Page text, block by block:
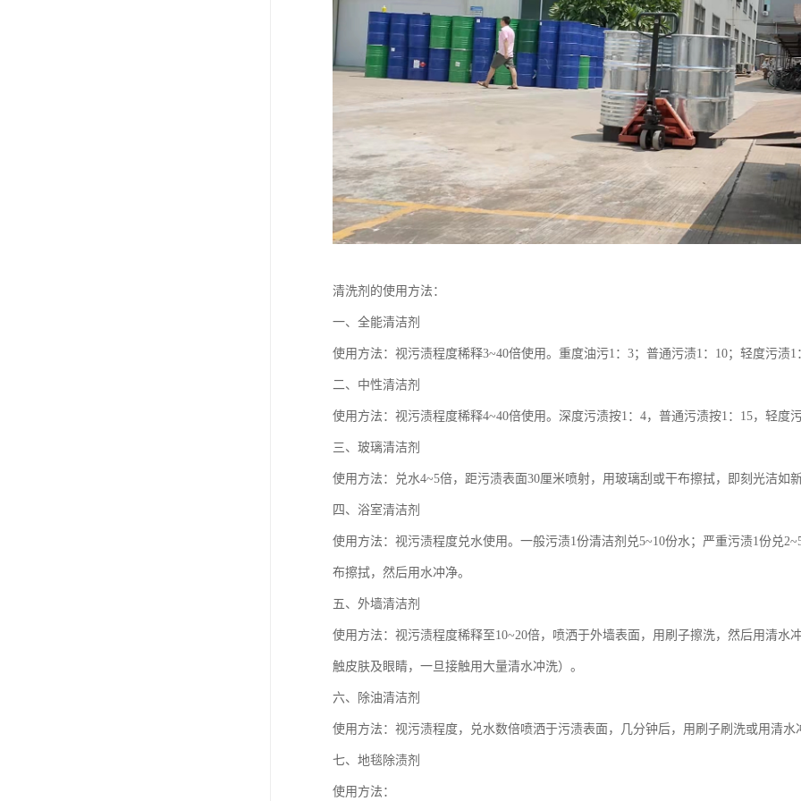
清洗剂的使用方法：
一、全能清洁剂
使用方法：视污渍程度稀释3~40倍使用。重度油污1：3；普通污渍1：10；轻度污渍1
二、中性清洁剂
使用方法：视污渍程度稀释4~40倍使用。深度污渍按1：4，普通污渍按1：15，轻度
三、玻璃清洁剂
使用方法：兑水4~5倍，距污渍表面30厘米喷射，用玻璃刮或干布擦拭，即刻光洁如
四、浴室清洁剂
使用方法：视污渍程度兑水使用。一般污渍1份清洁剂兑5~10份水；严重污渍1份兑
布擦拭，然后用水冲净。
五、外墙清洁剂
使用方法：视污渍程度稀释至10~20倍，喷洒于外墙表面，用刷子擦洗，然后用清水
触皮肤及眼睛，一旦接触用大量清水冲洗）。
六、除油清洁剂
使用方法：视污渍程度，兑水数倍喷洒于污渍表面，几分钟后，用刷子刷洗或用清水
七、地毯除渍剂
使用方法：